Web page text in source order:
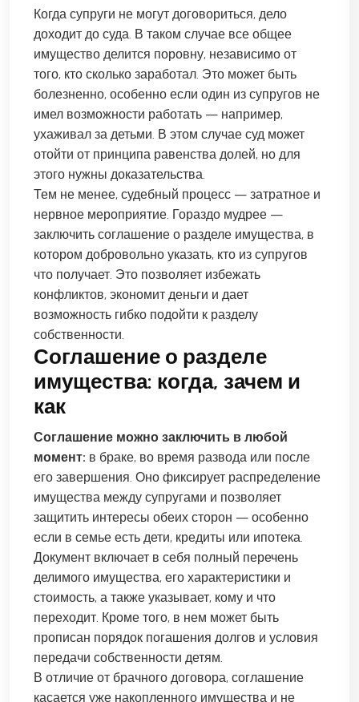
Когда супруги не могут договориться, дело
доходит до суда. В таком случае все общее
имущество делится поровну, независимо от
того, кто сколько заработал. Это может быть
болезненно, особенно если один из супругов не
имел возможности работать — например,
ухаживал за детьми. В этом случае суд может
отойти от принципа равенства долей, но для
этого нужны доказательства.
Тем не менее, судебный процесс — затратное и
нервное мероприятие. Гораздо мудрее —
заключить соглашение о разделе имущества, в
котором добровольно указать, кто из супругов
что получает. Это позволяет избежать
конфликтов, экономит деньги и дает
возможность гибко подойти к разделу
собственности.
Соглашение о разделе
имущества: когда, зачем и
как
Соглашение можно заключить в любой
момент: в браке, во время развода или после
его завершения. Оно фиксирует распределение
имущества между супругами и позволяет
защитить интересы обеих сторон — особенно
если в семье есть дети, кредиты или ипотека.
Документ включает в себя полный перечень
делимого имущества, его характеристики и
стоимость, а также указывает, кому и что
переходит. Кроме того, в нем может быть
прописан порядок погашения долгов и условия
передачи собственности детям.
В отличие от брачного договора, соглашение
касается уже накопленного имущества и не